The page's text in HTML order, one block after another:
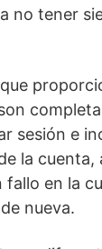
no tener
sesión e
la cuenta,
fallo en la
nueva.